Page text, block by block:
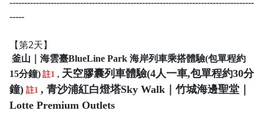
-----------------------------------------------------------------------------------
-----
【第2天】
釜山｜海雲臺BlueLine Park 海岸列車乘搭體驗(包單程約
15分鐘) 註1 , 天空膠囊列車體驗(4人一車,包單程約30分
鐘) 註1 , 青沙浦紅白燈塔Sky Walk｜竹城海邊聖堂
Lotte Premium Outlets